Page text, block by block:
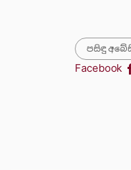
පසිඳු
Facebook